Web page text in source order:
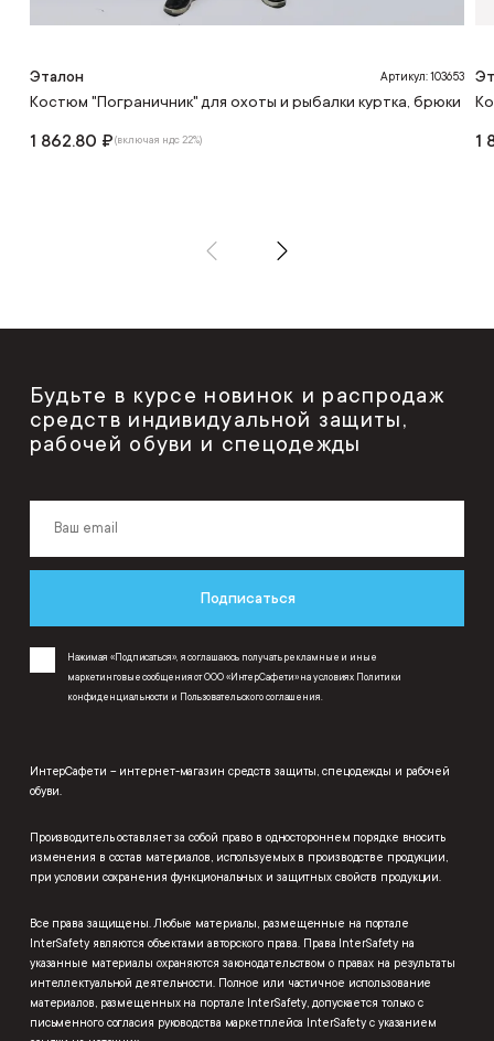
Эталон Артикул: 103653
Костюм "Пограничник" для охоты и рыбалки куртка, брюки
1 862.80 ₽(включая ндс 22%) 1
Будьте в курсе новинок и распродаж
средств индивидуальной защиты,
рабочей обуви и спецодежды
Подписаться
Нажимая «Подписаться», я соглашаюсь получать рекламные и иные
маркетинговые сообщения от ООО «ИнтерСафети» на условиях Политики
конфиденциальности и Пользовательского соглашения.
ИнтерСафети – интернет-магазин средств защиты, спецодежды и рабочей
обуви.
Производитель оставляет за собой право в одностороннем порядке вносить
изменения в состав материалов, используемых в производстве продукции,
при условии сохранения функциональных и защитных свойств продукции.
Все права защищены. Любые материалы, размещенные на портале
InterSafety являются объектами авторского права. Права InterSafety на
указанные материалы охраняются законодательством о правах на результаты
интеллектуальной деятельности. Полное или частичное использование
материалов, размещенных на портале InterSafety, допускается только с
письменного согласия руководства маркетплейса InterSafety с указанием